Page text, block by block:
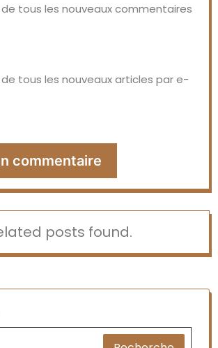
tous les nouveaux commentaires
tous les nouveaux articles par e-
posts found.